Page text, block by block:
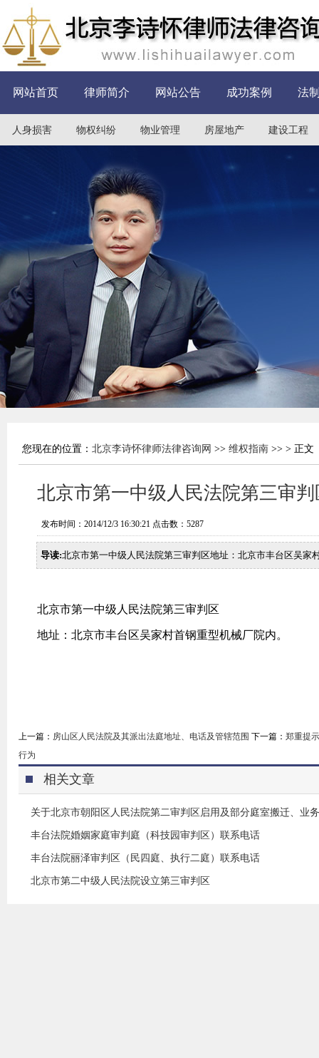
网站首页 律师简介 网站公告 成功案例 法
人身损害 物权纠纷 物业管理 房屋地产 建设工程
您现在的位置： 北京李诗怀律师法律咨询网 >> 维权指南 >> > 正文
北京市第一中级人民法院第三审判
发布时间：2014/12/3 16:30:21 点击数： 5287
导读:北京市第一中级人民法院第三审判区地址：北京市丰台区吴家
北京市第一中级人民法院第三审判区
地址：北京市丰台区吴家村首钢重型机械厂院内。
上一篇： 房山区人民法院及其派出法庭地址、电话及管辖范围 下一篇： 郑重提
行为
相关文章
关于北京市朝阳区人民法院第二审判区启用及部分庭室搬迁、业
丰台法院婚姻家庭审判庭（科技园审判区）联系电话
丰台法院丽泽审判区（民四庭、执行二庭）联系电话
北京市第二中级人民法院设立第三审判区